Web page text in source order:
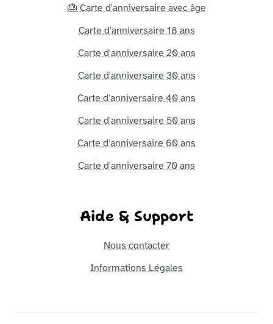
🎂 Carte d'anniversaire avec âge
Carte d'anniversaire 18 ans
Carte d'anniversaire 20 ans
Carte d'anniversaire 30 ans
Carte d'anniversaire 40 ans
Carte d'anniversaire 50 ans
Carte d'anniversaire 60 ans
Carte d'anniversaire 70 ans
Aide & Support
Nous contacter
Informations Légales